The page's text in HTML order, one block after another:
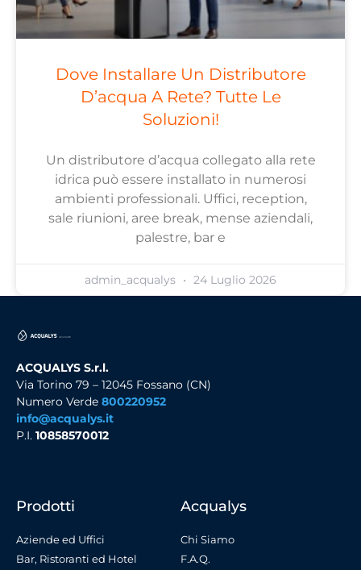
Dove Installare Un Distributore
D’acqua A Rete? Tutte Le
Soluzioni!
Un distributore d’acqua collegato alla rete
idrica può essere installato in numerosi
ambienti professionali. Uffici, reception,
sale riunioni, aree break, mense aziendali,
palestre, bar e
admin_acqualys 24 Luglio 2026
ACQUALYS S.r.l.
Via Torino 79 – 12045 Fossano (CN)
Numero Verde 800220952
info@acqualys.it
P.I. 10858570012
Prodotti
Aziende ed Uffici
Bar, Ristoranti ed Hotel
Acqualys
Chi Siamo
F.A.Q.